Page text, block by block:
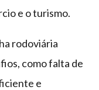
e o turismo.
rodoviária
como falta de
e